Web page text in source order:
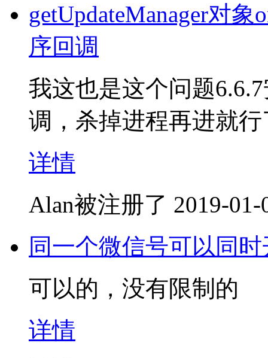
getUpdateManager对
序回调
我这也是这个问题
调，杀掉进程再进就行
详情
Alan被注册了 2019-01-
同一个微信号可以同
可以的，没有限制的
详情